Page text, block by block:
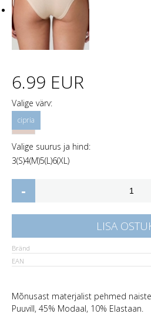
6.99 EUR
Valige värv:
Valige suurus ja hind:
3(S)4(M)5(L)6(XL)
-
LISA
Bränd
EAN
Mõnusast materjalist pehmed
Puuvill, 45% Modaal, 10% Elastaan.